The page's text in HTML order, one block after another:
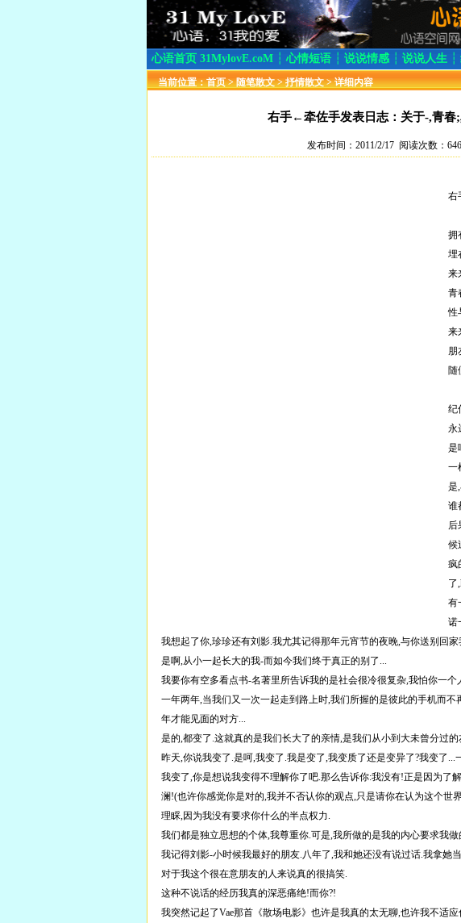
心语首页 31MylovE.coM ┆ 心情短语 ┆ 说说情感 ┆ 说说人生 ┆
当前位置：首页>随笔散文>抒情散文> 详细内容
右手←牵佐手发表日志：关于-,青春
发布时间：2011/2/17 阅读次数：
右
拥
埋
来
青
性
来
朋
随
纪
永
是
一
是
谁
后
候
疯
了,
有
诺
我想起了你,珍珍还有刘影.我尤其记得那年元宵节的夜晚,与你送别回家
是啊,从小一起长大的我-而如今我们终于真正的别了...
我要你有空多看点书-名著里所告诉我的是社会很冷很复杂,我怕你一个
一年两年,当我们又一次一起走到路上时,我们所握的是彼此的手机而
年才能见面的对方...
是的,都变了.这就真的是我们长大了的亲情,是我们从小到大未曾分过的
昨天,你说我变了.是呵,我变了.我是变了,我变质了还是变异了?我变了...
我变了,你是想说我变得不理解你了吧.那么告诉你:我没有!正是因为了
澜!(也许你感觉你是对的,我并不否认你的观点,只是请你在认为这个世
理睬,因为我没有要求你什么的半点权力.
我们都是独立思想的个体,我尊重你.可是,我所做的是我的内心要求我
我记得刘影-小时候我最好的朋友.八年了,我和她还没有说过话.我拿她
对于我这个很在意朋友的人来说真的很搞笑.
这种不说话的经历我真的深恶痛绝!而你?!
我突然记起了Vae那首《散场电影》也许是我真的太无聊,也许我不适